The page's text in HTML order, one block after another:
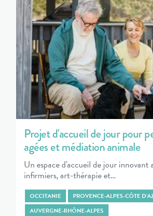
Projet d'accueil de jour pour
agées et médiation animale
Un espace d'accueil de jour innovant
infirmiers, art-thérapie et…
OCCITANIE
PROVENCE-ALPES-CÔTE
AUVERGNE-RHÔNE-ALPES